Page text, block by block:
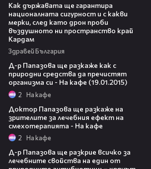
Как държавата ще гарантира
националната сигурност и с какви
мерки, след като дрон проби
въздушното ни пространство край
Кардам
Здравей България
Д-р Папазова ще разкаже как с
природни средства да пречистят
организма си - На кафе (19.01.2015)
2 На кафе
Доктор Папазова ще разкаже на
зрителите за лечебния ефект на
смехотерапията - На кафе
2 На кафе
Д-р Папазова ще разкрие всичко за
лечебните свойства на един от